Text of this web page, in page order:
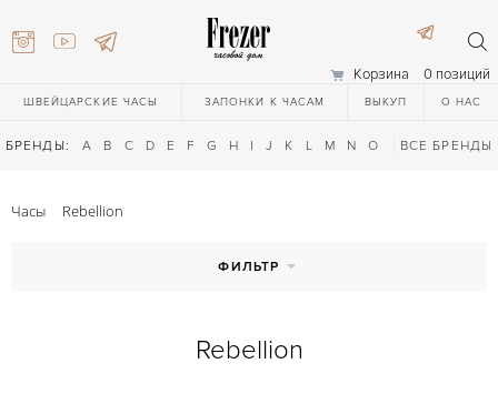
Корзина 0 позиций
ШВЕЙЦАРСКИЕ ЧАСЫ ЗАПОНКИ К ЧАСАМ ВЫКУП О НАС
БРЕНДЫ: A B C D E F G H I J K L M N O Q R S T
ВСЕ БРЕНДЫ
Часы Rebellion
ФИЛЬТР
Rebellion